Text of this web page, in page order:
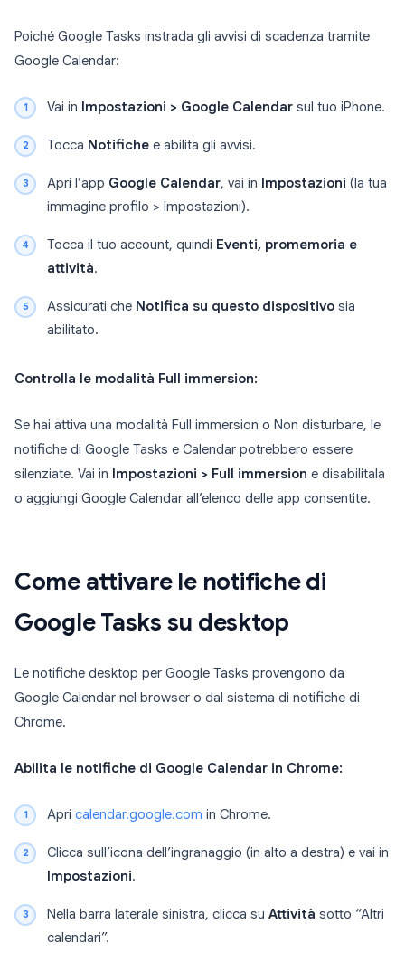
Poiché Google Tasks instrada gli avvisi di scadenza tramite
Google Calendar:
Vai in Impostazioni > Google Calendar sul tuo iPhone.
Tocca Notifiche e abilita gli avvisi.
Apri l’app Google Calendar, vai in Impostazioni (la tua
immagine profilo > Impostazioni).
Tocca il tuo account, quindi Eventi, promemoria e
attività.
Assicurati che Notifica su questo dispositivo sia
abilitato.
Controlla le modalità Full immersion:
Se hai attiva una modalità Full immersion o Non disturbare, le
notifiche di Google Tasks e Calendar potrebbero essere
silenziate. Vai in Impostazioni > Full immersion e disabilitala
o aggiungi Google Calendar all’elenco delle app consentite.
Come attivare le notifiche di
Google Tasks su desktop
Le notifiche desktop per Google Tasks provengono da
Google Calendar nel browser o dal sistema di notifiche di
Chrome.
Abilita le notifiche di Google Calendar in Chrome:
Apri calendar.google.com in Chrome.
Clicca sull’icona dell’ingranaggio (in alto a destra) e vai in
Impostazioni.
Nella barra laterale sinistra, clicca su Attività sotto “Altri
calendari”.